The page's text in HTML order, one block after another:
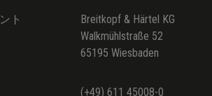
ト
Breitkopf & Härtel KG
Walkmühlstraße 52
65195 Wiesbaden
(+49) 611 45008-0